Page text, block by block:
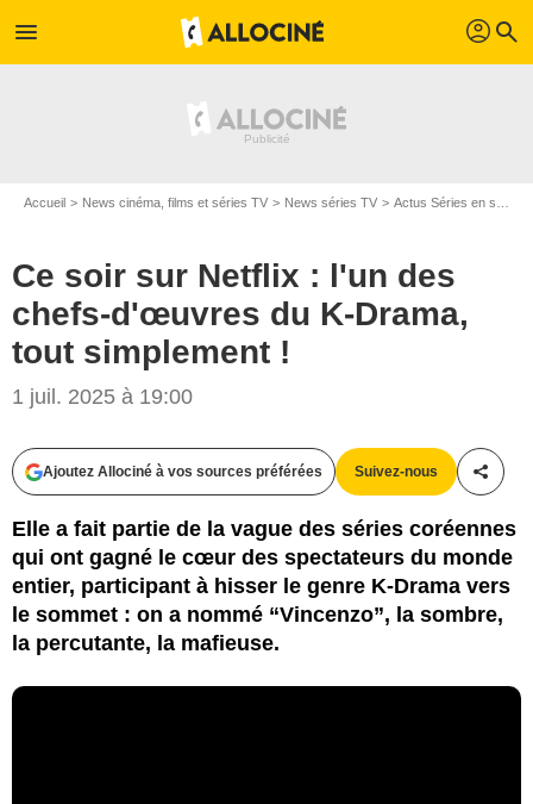
menu profil search
Accueil News cinéma, films et séries TV News séries TV Actus Séries en streaming
Ce soir sur Netflix : l'un des
chefs-d'œuvres du K-Drama,
tout simplement !
1 juil. 2025 à 19:00
Ajoutez Allociné à vos sources préférées Suivez-nous
Elle a fait partie de la vague des séries coréennes
qui ont gagné le cœur des spectateurs du monde
entier, participant à hisser le genre K-Drama vers
le sommet : on a nommé “Vincenzo”, la sombre,
la percutante, la mafieuse.